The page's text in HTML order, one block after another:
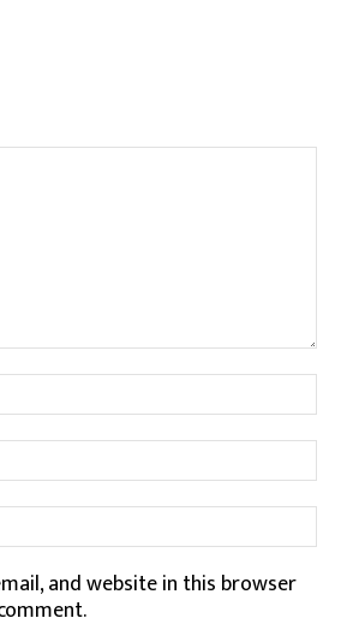
and website in this browser